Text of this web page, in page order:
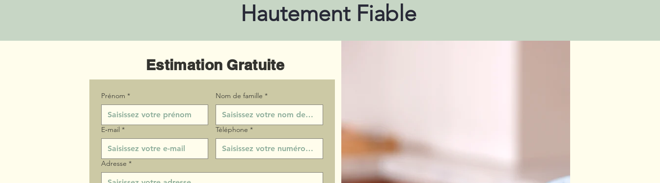
Hautement Fiable
Estimation Gratuite
Prénom * Nom de famille *
E‑mail * Téléphone *
Adresse *